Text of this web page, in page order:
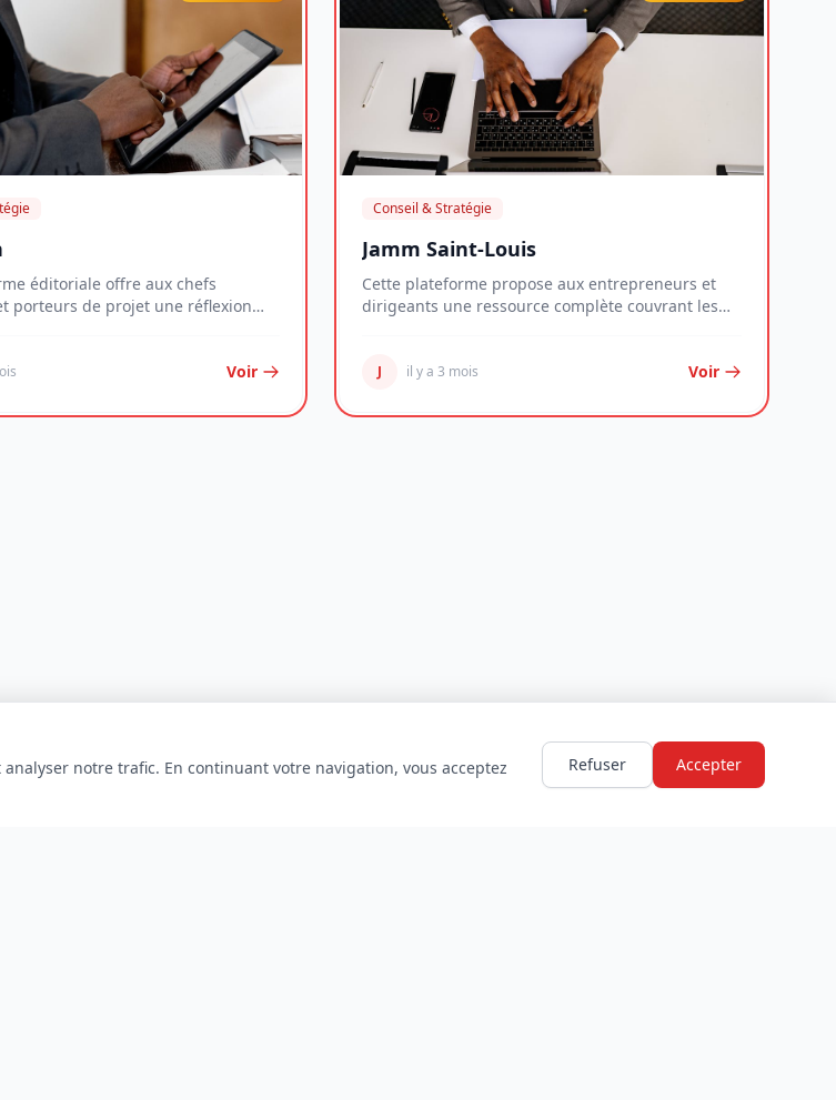
éditoriale offre aux chefs
porteurs de projet une réflexion
Voir
Conseil & Stratégie
Jamm Saint-Louis
Cette plateforme propose aux entrepreneurs et
dirigeants une ressource complète couvrant les
J il y a 3 mois Voir
notre trafic. En continuant votre navigation, vous acceptez
Refuser Accepter